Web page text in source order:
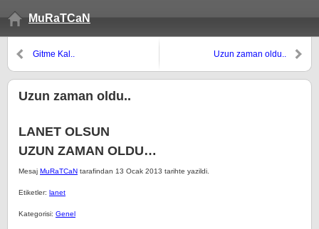
MuRaTCaN
Gitme Kal.. Uzun zaman oldu..
Uzun zaman oldu..
LANET OLSUN
UZUN ZAMAN OLDU…
Mesaj MuRaTCaN tarafindan 13 Ocak 2013 tarihte yazildi.
Etiketler: lanet
Kategorisi: Genel